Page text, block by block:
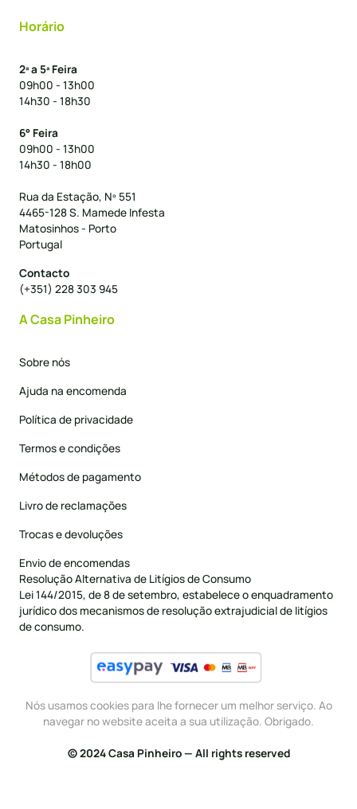
Horário
2ª a 5ª Feira
09h00 - 13h00
14h30 - 18h30
6° Feira
09h00 - 13h00
14h30 - 18h00
Rua da Estação, Nº 551
4465-128 S. Mamede Infesta
Matosinhos - Porto
Portugal
Contacto
(+351) 228 303 945
A Casa Pinheiro
Sobre nós
Ajuda na encomenda
Política de privacidade
Termos e condições
Métodos de pagamento
Livro de reclamações
Trocas e devoluções
Envio de encomendas
Resolução Alternativa de Litígios de Consumo
Lei 144/2015, de 8 de setembro, estabelece o enquadramento
jurídico dos mecanismos de resolução extrajudicial de litígios
de consumo.
Nós usamos cookies para lhe fornecer um melhor serviço. Ao
navegar no website aceita a sua utilização. Obrigado.
© 2024 Casa Pinheiro — All rights reserved